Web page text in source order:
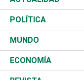
Nacional
Ciudad
Educación
POLÍTICA
Partidos
JCE
MUNDO
Estados Unidos
ECONOMÍA